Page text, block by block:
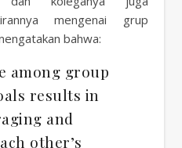
mengenai grup
bahwa:
among group
results in
and
other’s